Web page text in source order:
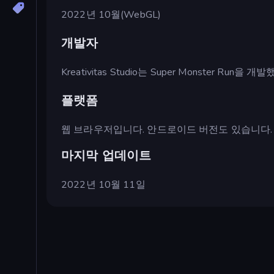
2022년 10월(WebGL)
개발자
Kreativitas Studio는 Super Monster Run을 개발
플랫폼
웹 브라우저입니다. 안드로이드 버전도 있습니다.
마지막 업데이트
2022년 10월 11일